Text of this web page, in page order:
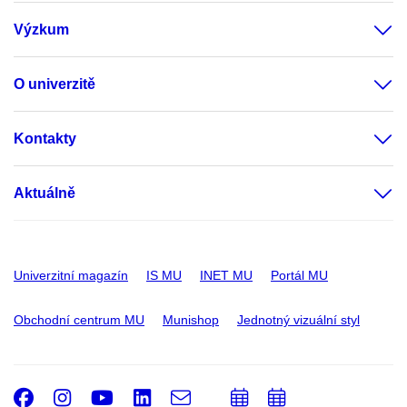
Výzkum
O univerzitě
Kontakty
Aktuálně
Univerzitní magazín IS MU INET MU Portál MU
Obchodní centrum MU Munishop Jednotný vizuální styl
Facebook
Instagram
Youtube
LinkedIn
e-
PřidatPřidat